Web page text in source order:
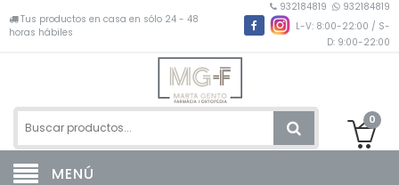
Tus productos en casa en sólo 24 - 48
horas hábiles
932184819
932184819
L-V: 8:00-22:00 / S-
D: 9:00-22:00
0
MENÚ